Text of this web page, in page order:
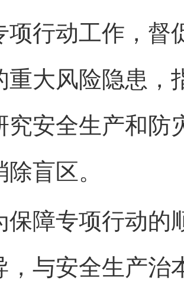
项行动工作，督
重大风险隐患，
究安全生产和防
盲区。
保障专项行动的
，与安全生产治